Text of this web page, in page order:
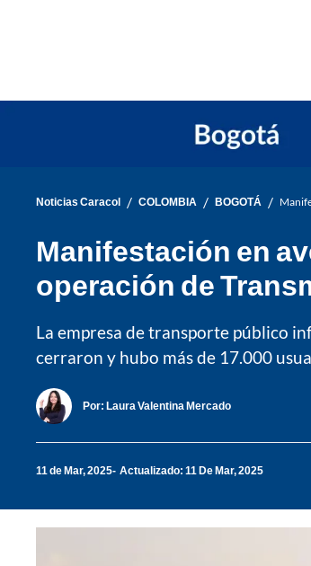
Noticias Caracol / COLOMBIA / BOGOTÁ /
Manifestación en
operación de
La empresa de transporte público
cerraron y hubo más de 17.000
Por: Laura Valentina Mercado
11 de Mar, 2025 Actualizado: 11 De Mar, 2025